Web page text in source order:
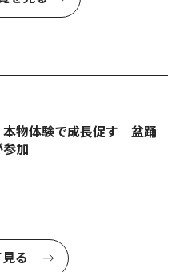
物体験で成長促す 盆踊
参加
る